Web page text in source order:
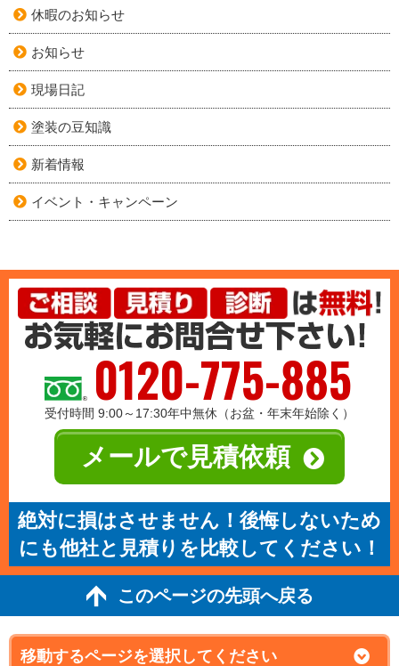
休暇のお知らせ
お知らせ
現場日記
塗装の豆知識
新着情報
イベント・キャンペーン
0120-775-885
受付時間 9:00～17:30年中無休（お盆・年末年始除く）
メールで見積依頼
絶対に損はさせません！後悔しないため
にも他社と見積りを比較してください！
このページの先頭へ戻る